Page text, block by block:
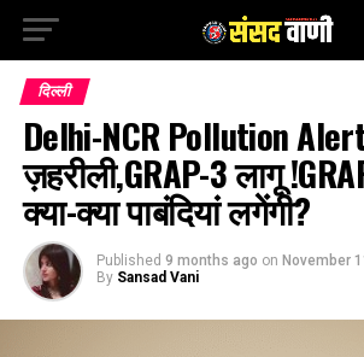
दिल्ली
Delhi-NCR Pollution
ज़हरीली,GRAP-3 लागू
क्या-क्या पाबंदियां लगेंगी?
Published 9 months ago on November
By Sansad Vani